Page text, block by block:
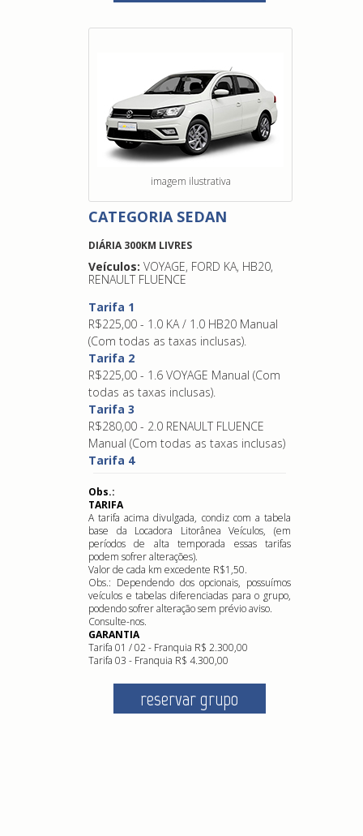
imagem ilustrativa
CATEGORIA SEDAN
DIÁRIA 300KM LIVRES
Veículos: VOYAGE, FORD KA, HB20,
RENAULT FLUENCE
Tarifa 1
R$225,00 - 1.0 KA / 1.0 HB20 Manual
(Com todas as taxas inclusas).
Tarifa 2
R$225,00 - 1.6 VOYAGE Manual (Com
todas as taxas inclusas).
Tarifa 3
R$280,00 - 2.0 RENAULT FLUENCE
Manual (Com todas as taxas inclusas)
Tarifa 4
Obs.:
TARIFA
A tarifa acima divulgada, condiz com a tabela
base da Locadora Litorânea Veículos, (em
períodos de alta temporada essas tarifas
podem sofrer alterações).
Valor de cada km excedente R$1,50.
Obs.: Dependendo dos opcionais, possuímos
veículos e tabelas diferenciadas para o grupo,
podendo sofrer alteração sem prévio aviso.
Consulte-nos.
GARANTIA
Tarifa 01 / 02 - Franquia R$ 2.300,00
Tarifa 03 - Franquia R$ 4.300,00
reservar grupo